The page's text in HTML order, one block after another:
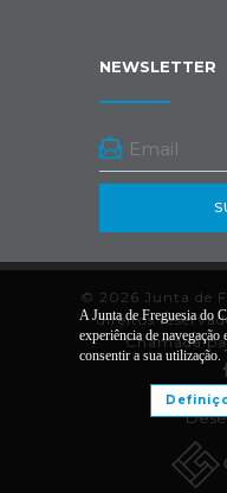
NEWSLETTER
© 2026 Junta de
direitos
Chamada
A Junta de Freguesia do
experiência de navegação
consentir a sua utilização.